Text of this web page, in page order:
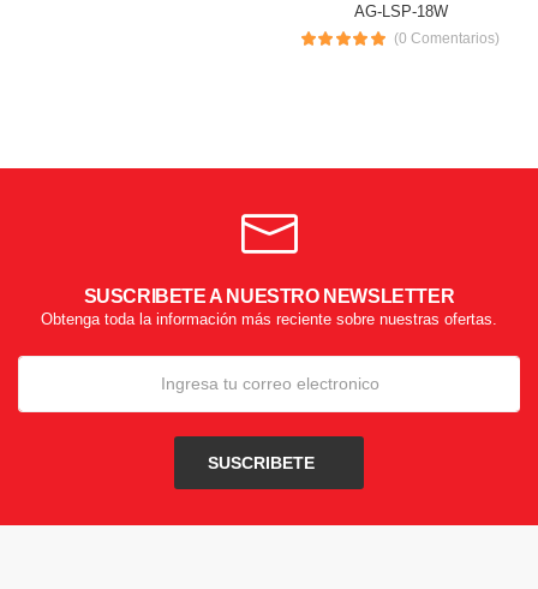
AG-LSP-18W
(0 Comentarios)
SUSCRIBETE A NUESTRO NEWSLETTER
Obtenga toda la información más reciente sobre nuestras ofertas.
SUSCRIBETE